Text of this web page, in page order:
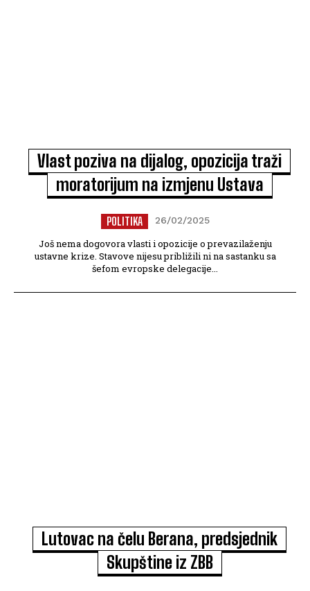
Vlast poziva na dijalog, opozicija traži
moratorijum na izmjenu Ustava
POLITIKA 26/02/2025
Još nema dogovora vlasti i opozicije o prevazilaženju
ustavne krize. Stavove nijesu približili ni na sastanku sa
šefom evropske delegacije...
Lutovac na čelu Berana, predsjednik
Skupštine iz ZBB